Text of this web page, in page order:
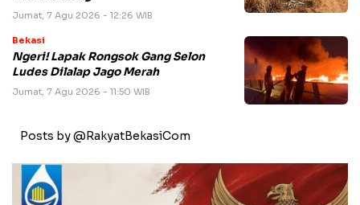
Jumat, 7 Agu 2026 - 12:26 WIB
Bekasi
Ngeri! Lapak Rongsok Gang Selon
Ludes Dilalap Jago Merah
Jumat, 7 Agu 2026 - 11:50 WIB
Posts by @RakyatBekasiCom